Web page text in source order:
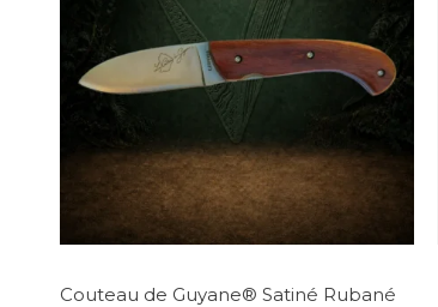
Couteau de Guyane® Satiné Rubané